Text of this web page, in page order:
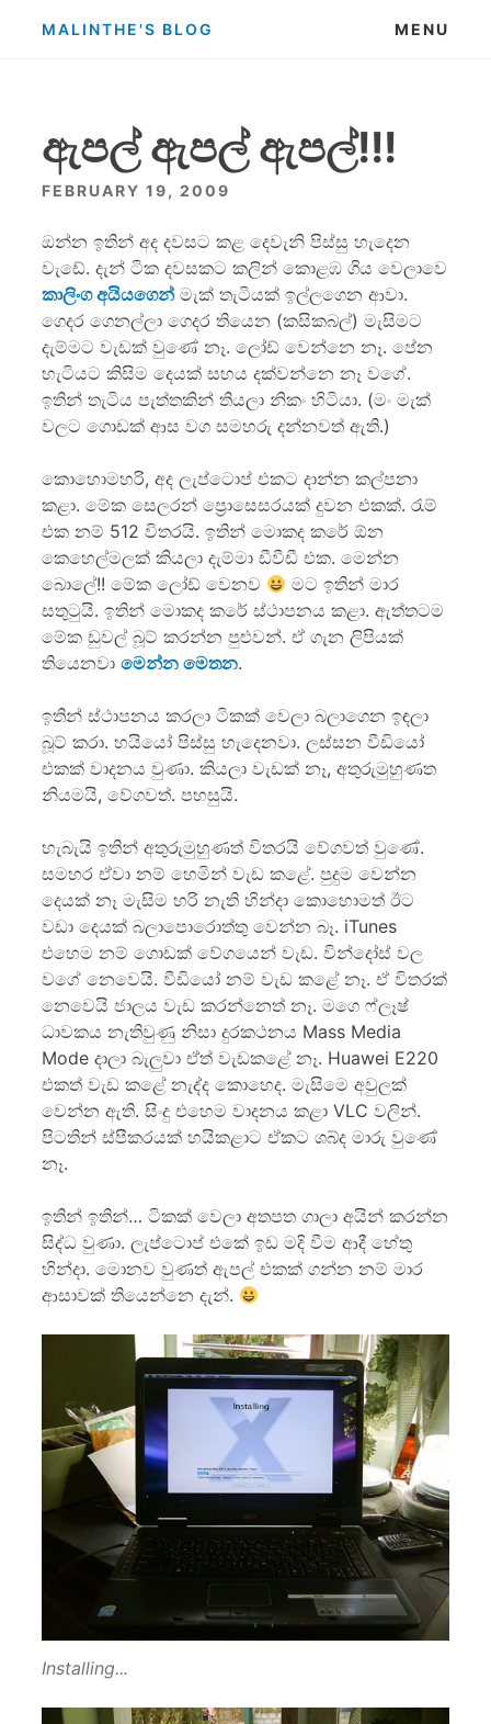
MALINTHE'S BLOG MENU
ඇපල් ඇපල් ඇපල්!!!
FEBRUARY 19, 2009
ඔන්න ඉතින් අද දවසට කළ දෙවැනි පිස්සු හැදෙන
වැඩේ. දැන් ටික දවසකට කලින් කොළඹ ගිය වෙලාවෙ
කාලිංග අයියගෙන් මැක් තැටියක් ඉල්ලගෙන ආවා.
ගෙදර ගෙනල්ලා ගෙදර තියෙන (කසිකබල්) මැසිමට
දැම්මට වැඩක් වුණේ නෑ. ලෝඩ් වෙන්නෙ නෑ. පේන
හැටියට කිසිම දෙයක් සහය දක්වන්නෙ නෑ ව‍ගේ.
ඉතින් තැටිය පැත්තකින් තියලා නිකං හිටියා. (මං මැක්
වලට ගොඩක් ආස වග සමහරු දන්නවත් ඇති.)
කොහොමහරි, අද ලැප්ටොප් එකට දාන්න කල්පනා
කළා. මේක සෙලරන් ප්‍රොසෙසරයක් දුවන එකක්. රැම්
එක නම් 512 විතරයි. ඉතින් මොකද කරේ ඕන
කෙහෙල්මලක් කියලා දැම්මා ඩීවීඩී එක. මෙන්න
බොලේ!! මේක ලෝඩ් වෙනව
මට ඉතින් මාර
සතුටුයි. ඉතින් මොකද කරේ ස්ථාපනය කළා. ඇත්තටම
මේක ඩුවල් බූට් කරන්න පුළුවන්. ඒ ගැන ලිපියක්
තියෙනවා මෙන්න මෙතන.
ඉතින් ස්ථාපනය කරලා ටිකක් වෙලා බලාගෙන ඉඳලා
බූට් කරා. හයියෝ පිස්සු හැදෙනවා. ලස්සන වීඩියෝ
එකක් වාදනය වුණා. කියලා වැඩක් නෑ, අතුරුමුහුණත
නියමයි, වේගවත්. පහසුයි.
හැබැයි ඉතින් අතුරුමුහුණත් විතරයි වේගවත් වුණේ.
සමහර ඒවා නම් හෙමින් වැඩ ක‍ළේ. පුදුම වෙන්න
දෙයක් නෑ මැසිම හරි නැති හින්දා කොහොමත් ඊට
වඩා දෙයක් බලාපොරොත්තු වෙන්න බෑ. iTunes
එහෙම නම් ගොඩක් වේගයෙන් වැඩ. වින්දෝස් වල
ව‍ගේ නෙවෙයි. වීඩියෝ නම් වැඩ කළේ නෑ. ඒ විතරක්
නෙවෙයි ජාලය වැඩ කරන්නෙත් නෑ. මගෙ ෆ්ලෑෂ්
ධාවකය නැතිවුණු නිසා දුරකථනය Mass Media
Mode දාලා බැලුවා ඒත් වැඩකළේ නෑ. Huawei E220
එකත් වැඩ කළේ නැද්ද කොහෙද. මැසිමෙ අවුලක්
වෙන්න ඇති. සිංදු එහෙම වාදනය කළා VLC වලින්.
පිටතින් ස්පීකරයක් හයිකළාට ඒකට ශබ්ද මාරු වුණේ
නෑ.
ඉතින් ඉතින්… ටිකක් වෙලා අතපත ගාලා අයින් කරන්න
සිද්ධ වුණා. ලැප්ටොප් එකේ ඉඩ මදි වීම ආදී හේතු
හින්දා. මොනව වුණත් ඇපල් එකක් ගන්න නම් මාර
ආසාවක් තියෙන්නෙ දැන්.
Installing...